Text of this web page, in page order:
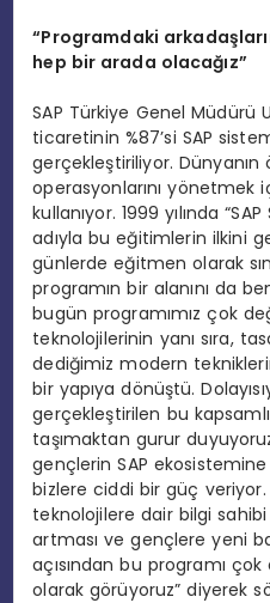
“Programdaki
hep bir arada olacağız”
SAP Türkiye Genel Müdürü
ticaretinin %87’si SAP
gerçekleştiriliyor. Dünyanın
operasyonlarını yönetmek
kullanıyor. 1999 yılında
adıyla bu eğitimlerin ilkini
günlerde eğitmen olarak
programın bir alanını da
bugün programımız çok
teknolojilerinin yanı sıra,
dediğimiz modern
bir yapıya dönüştü.
gerçekleştirilen bu
taşımaktan gurur
gençlerin SAP ekosistemine
bizlere ciddi bir güç
teknolojilere dair bilgi sahibi
artması ve gençlere yeni
açısından bu programı
olarak görüyoruz” diyerek